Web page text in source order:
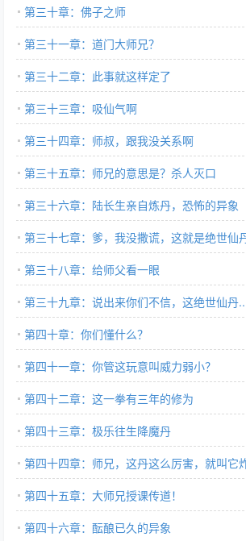
第三十章：佛子之师
第三十一章：道门大师兄？
第三十二章：此事就这样定了
第三十三章：吸仙气啊
第三十四章：师叔，跟我没关系啊
第三十五章：师兄的意思是？杀人灭口
第三十六章：陆长生亲自炼丹，恐怖的异象
第三十七章：爹，我没撒谎，这就是绝世仙
第三十八章：给师父看一眼
第三十九章：说出来你们不信，这绝世仙丹
第四十章：你们懂什么？
第四十一章：你管这玩意叫威力弱小？
第四十二章：这一拳有三年的修为
第四十三章：极乐往生降魔丹
第四十四章：师兄，这丹这么厉害，就叫它
第四十五章：大师兄授课传道！
第四十六章：酝酿已久的异象